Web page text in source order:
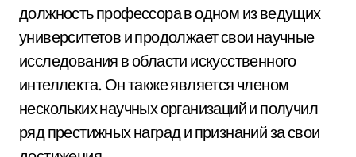
должность профессора в одном из ведущих
университетов и продолжает свои научные
исследования в области искусственного
интеллекта. Он также является членом
нескольких научных организаций и получил
ряд престижных наград и признаний за свои